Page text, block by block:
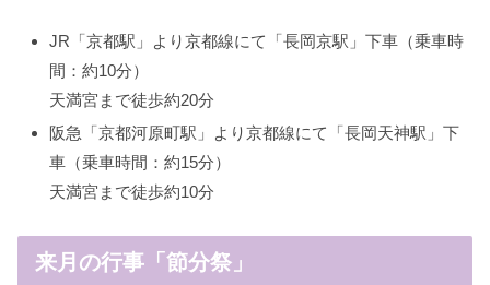
JR「京都駅」より京都線にて「長岡京駅」下車（乗車時
間：約10分）
天満宮まで徒歩約20分
阪急「京都河原町駅」より京都線にて「長岡天神駅」下
車（乗車時間：約15分）
天満宮まで徒歩約10分
来月の行事「節分祭」